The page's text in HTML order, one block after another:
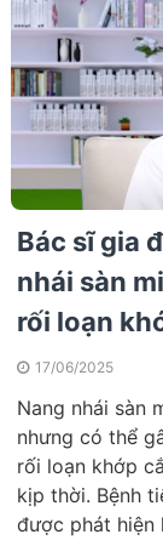
Bác sĩ gia
nhái sàn
rối loạn
17/06/2025
Nang nhái sàn
nhưng có thể
rối loạn khớp
kịp thời. Bệnh
được phát hiện